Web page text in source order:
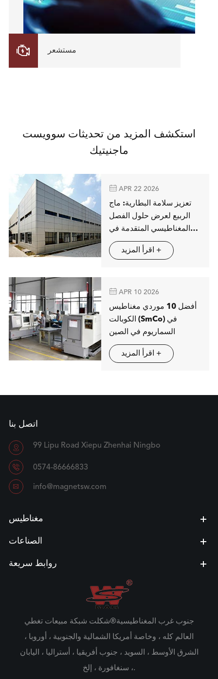
 مستشعر
استكشف المزيد من تحديثات سوويست
ماجنيتيك
 APR 22 2026
تعزيز سلامة البطارية: ماج
الربيع لعرض حلول الفصل
المغناطيسي المتقدمة في
شتوتغارت
اقرأ المزيد +
 APR 10 2026
أفضل 10 موردي مغناطيس
الكوبالت (SmCo) في
السماريوم في الصين
اقرأ المزيد +
اتصل بنا
 99 Lipu Road Xiepu Zhenhai Ningbo
 0574-86666833
 info@magnetsw.com
مغناطيس
الصناعات
روابط سريعة
جنوب غرب المغناطيسية®شكلت شبكة مبيعات تغطي
العالم كله ، وخاصة أمريكا الشمالية والجنوبية ، أوروبا ،
الشرق الأوسط ، السويد ، جنوب أفريقيا ، أستراليا ، اليابان
، سنغافورة ، إلخ.